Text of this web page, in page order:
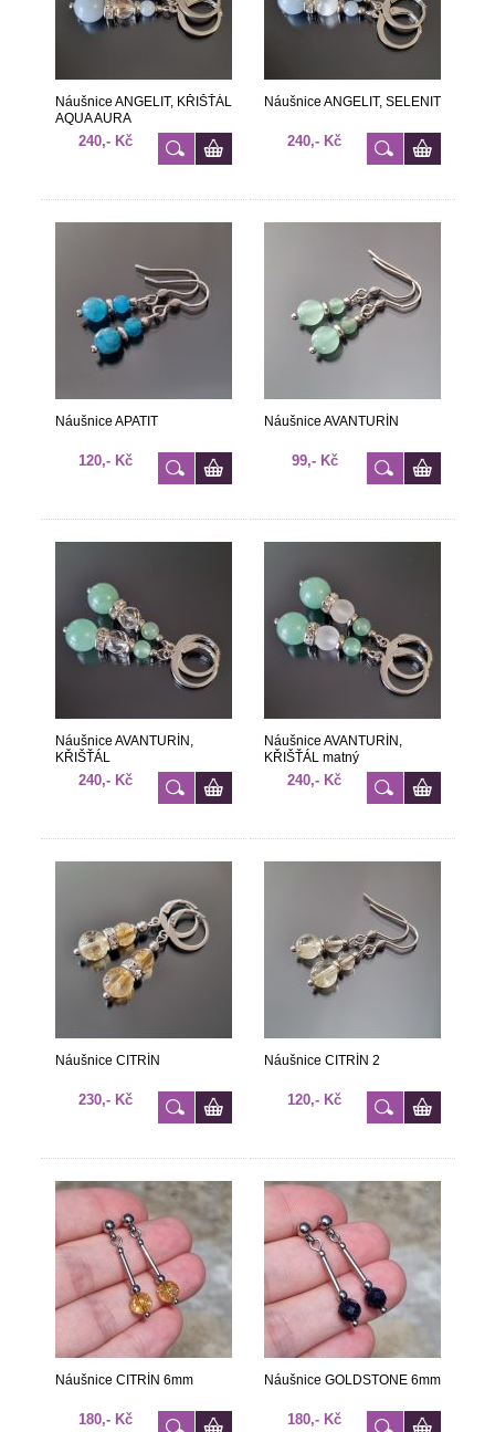
Náušnice ANGELIT, KŘIŠŤÁL
AQUA AURA
240,- Kč
Náušnice ANGELIT, SELENIT
240,- Kč
Náušnice APATIT
120,- Kč
Náušnice AVANTURÍN
99,- Kč
Náušnice AVANTURÍN,
KŘIŠŤÁL
240,- Kč
Náušnice AVANTURÍN,
KŘIŠŤÁL matný
240,- Kč
Náušnice CITRÍN
230,- Kč
Náušnice CITRÍN 2
120,- Kč
Náušnice CITRÍN 6mm
180,- Kč
Náušnice GOLDSTONE 6mm
180,- Kč